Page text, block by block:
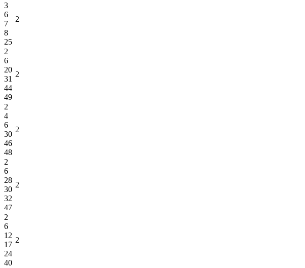
3
6
7
8
25
2
2
6
20
31
44
49
2
2
4
6
30
46
48
2
2
6
28
30
32
47
2
2
6
12
17
24
40
2